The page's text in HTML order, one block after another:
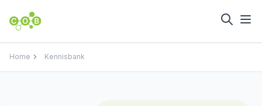
Home Kennisbank